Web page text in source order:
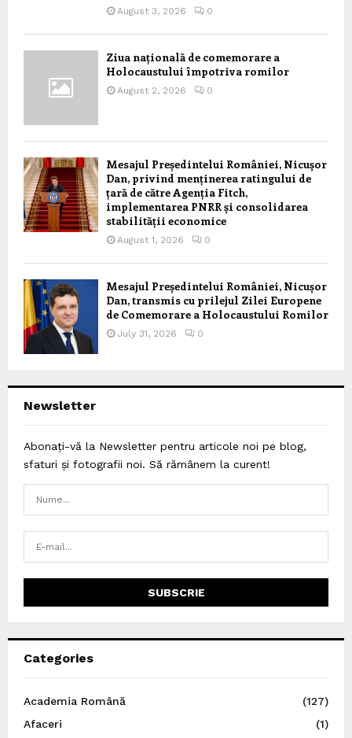
August 3, 2026 0
Ziua națională de comemorare a
Holocaustului împotriva romilor
August 2, 2026 0
Mesajul Președintelui României, Nicușor
Dan, privind menținerea ratingului de
țară de către Agenția Fitch,
implementarea PNRR și consolidarea
stabilității economice
August 1, 2026 0
Mesajul Președintelui României, Nicușor
Dan, transmis cu prilejul Zilei Europene
de Comemorare a Holocaustului Romilor
July 31, 2026 0
Newsletter
Abonați-vă la Newsletter pentru articole noi pe blog,
sfaturi și fotografii noi. Să rămânem la curent!
Categories
Academia Română
(127)
Afaceri
(1)